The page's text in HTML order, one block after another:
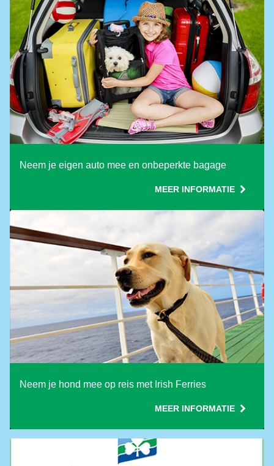
Use ONE Tesco token per booking
Neem je eigen auto mee en onbeperkte bagage
MEER INFORMATIE
Neem je hond mee op reis met Irish Ferries
MEER INFORMATIE